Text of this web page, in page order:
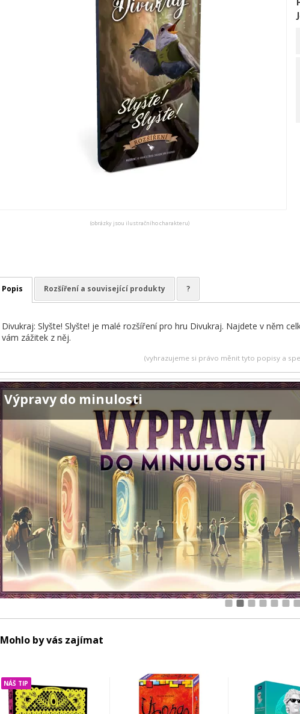
(obrázky jsou ilustračního charakteru)
Popis Rozšíření a související produkty ?
Divukraj: Slyšte! Slyšte! je malé rozšíření pro hru Divukraj. Najdete v něm
vám zážitek z něj.
(vyhrazujeme si právo měnit tyto popisy a
Výpravy do minulosti
Mohlo by vás zajímat
NÁŠ TIP